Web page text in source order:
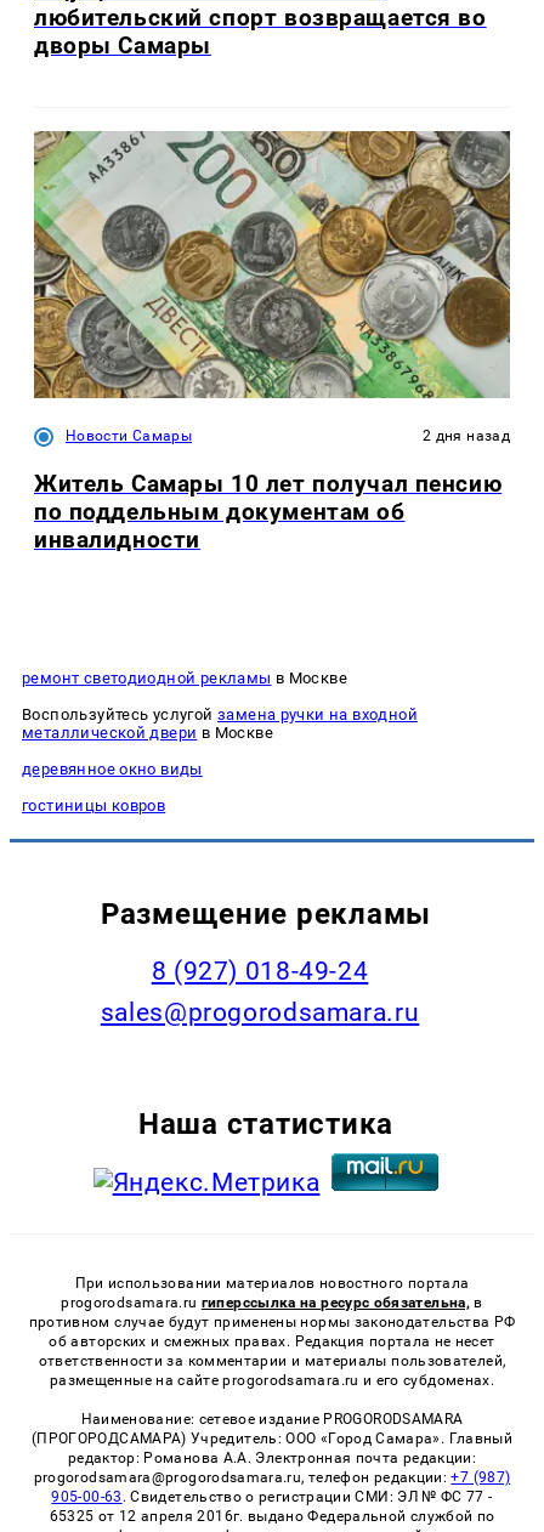
любительский спорт возвращается во
дворы Самары
Новости Самары 2 дня назад
Житель Самары 10 лет получал пенсию
по поддельным документам об
инвалидности
ремонт светодиодной рекламы в Москве
Воспользуйтесь услугой замена ручки на входной
металлической двери в Москве
деревянное окно виды
гостиницы ковров
Размещение рекламы
8 (927) 018-49-24
sales@progorodsamara.ru
Наша статистика
При использовании материалов новостного портала
progorodsamara.ru гиперссылка на ресурс обязательна, в
противном случае будут применены нормы законодательства РФ
об авторских и смежных правах. Редакция портала не несет
ответственности за комментарии и материалы пользователей,
размещенные на сайте progorodsamara.ru и его субдоменах.
Наименование: сетевое издание PROGORODSAMARA
(ПРОГОРОДСАМАРА) Учредитель: ООО «Город Самара». Главный
редактор: Романова А.А. Электронная почта редакции:
progorodsamara@progorodsamara.ru, телефон редакции:+7 (987)
905-00-63 . Свидетельство о регистрации СМИ: ЭЛ № ФС 77 -
65325 от 12 апреля 2016г. выдано Федеральной службой по